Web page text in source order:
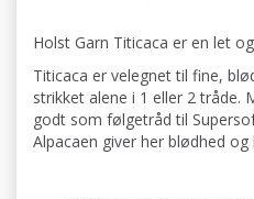
Holst Garn Titicaca er en let
Titicaca er velegnet til fine,
strikket alene i 1 eller 2 tråde.
godt som følgetråd til
Alpacaen giver her blødhed